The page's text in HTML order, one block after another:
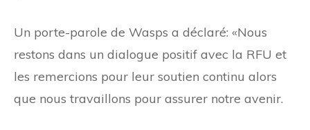
Un porte-parole de Wasps a déclaré: «Nous
restons dans un dialogue positif avec la RFU et
les remercions pour leur soutien continu alors
que nous travaillons pour assurer notre avenir.